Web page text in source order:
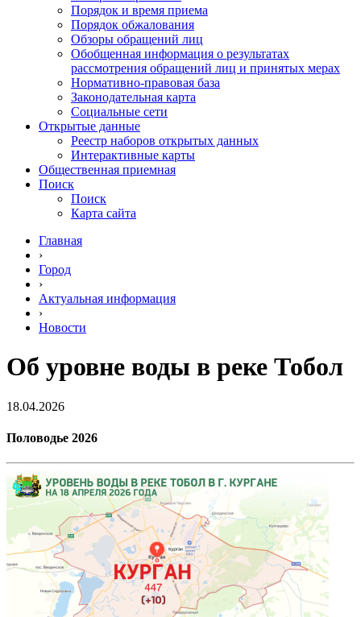
Порядок и время приема
Порядок обжалования
Обзоры обращений лиц
Обобщенная информация о результатах
рассмотрения обращений лиц и принятых мерах
Нормативно-правовая база
Законодательная карта
Социальные сети
Открытые данные
Реестр наборов открытых данных
Интерактивные карты
Общественная приемная
Поиск
Поиск
Карта сайта
Главная
›
Город
›
Актуальная информация
›
Новости
Об уровне воды в реке Тобол
18.04.2026
Половодье 2026